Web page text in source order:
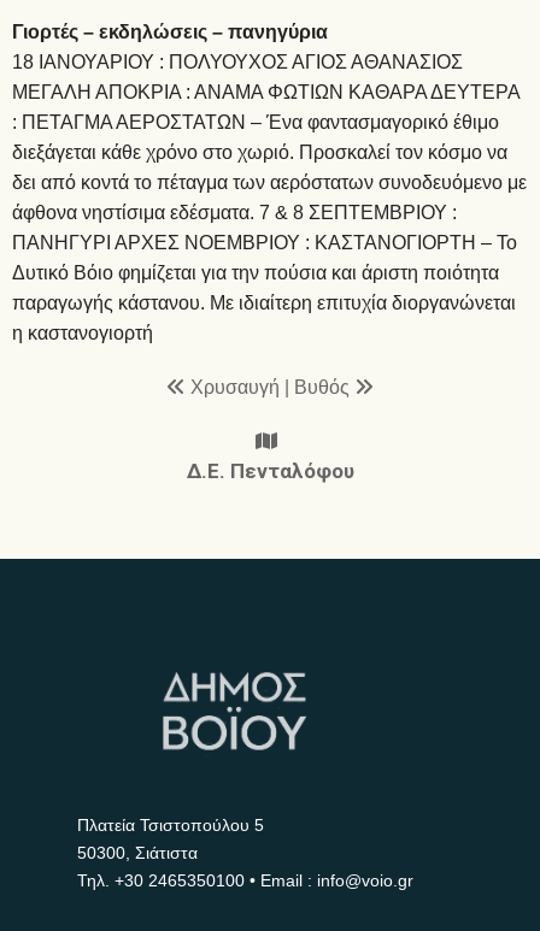
Γιορτές – εκδηλώσεις – πανηγύρια
18 ΙΑΝΟΥΑΡΙΟΥ : ΠΟΛΥΟΥΧΟΣ ΑΓΙΟΣ ΑΘΑΝΑΣΙΟΣ
ΜΕΓΑΛΗ ΑΠΟΚΡΙΑ : ΑΝΑΜΑ ΦΩΤΙΩΝ ΚΑΘΑΡΑ ΔΕΥΤΕΡΑ
: ΠΕΤΑΓΜΑ ΑΕΡΟΣΤΑΤΩΝ – Ένα φαντασμαγορικό έθιμο
διεξάγεται κάθε χρόνο στο χωριό. Προσκαλεί τον κόσμο να
δει από κοντά το πέταγμα των αερόστατων συνοδευόμενο με
άφθονα νηστίσιμα εδέσματα. 7 & 8 ΣΕΠΤΕΜΒΡΙΟΥ :
ΠΑΝΗΓΥΡΙ ΑΡΧΕΣ ΝΟΕΜΒΡΙΟΥ : ΚΑΣΤΑΝΟΓΙΟΡΤΗ – Το
Δυτικό Βόιο φημίζεται για την πούσια και άριστη ποιότητα
παραγωγής κάστανου. Με ιδιαίτερη επιτυχία διοργανώνεται
η καστανογιορτή
Χρυσαυγή | Βυθός
Δ.Ε. Πενταλόφου
Πλατεία Τσιστοπούλου 5
50300, Σιάτιστα
Τηλ. +30 2465350100 • Email : info@voio.gr